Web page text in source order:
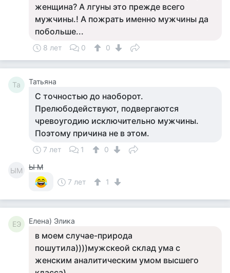
женщина? А лгуны это прежде всего
мужчины.! А пожрать именно мужчины да
побольше...
8 лет 0 0
Та Татьяна
С точностью до наоборот.
Прелюбодействуют, подвергаются
чревоугодию исключительно мужчины.
Поэтому причина не в этом.
7 лет 1 0
ЫМ
Ы М
7 лет
1
ЕЭ Елена) Элика
в моем случае-природа
пошутила))))мужскеой склад ума с
женским аналитическим умом высшего